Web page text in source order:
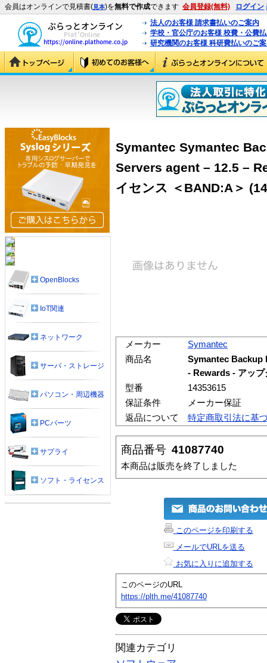
会員はオンラインで見積書(見本)を無料で作成できます 会員登録(無料) ログイン
法人のお客様 請求書払いのご案内
学校・官公庁のお客様 校費・公費
研究機関のお客様 科研費払いのご
Symantec Symantec
Servers agent – 12.5 –
イセンス ＜BAND:A＞
メーカー
Symantec
商品名
Symantec Backup
- Rewards - アッ
型番
14353615
保証条件
メーカー保証
返品について
特定商取引法に基
商品番号 41087740
本商品は販売を終了しました
このページを印刷する
メールでURLを送る
お気に入りに追加する
このページのURL
https://plth.me/41087740
関連カテゴリ
OpenBlocks
IoT関連
ネットワーク
サーバ・ストレージ
パソコン・周辺機器
PCパーツ
サプライ
ソフト・ライセンス